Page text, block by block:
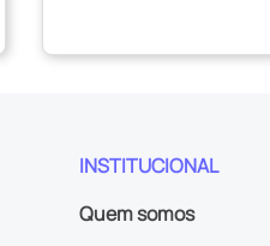
INSTITUCIONAL
Quem somos